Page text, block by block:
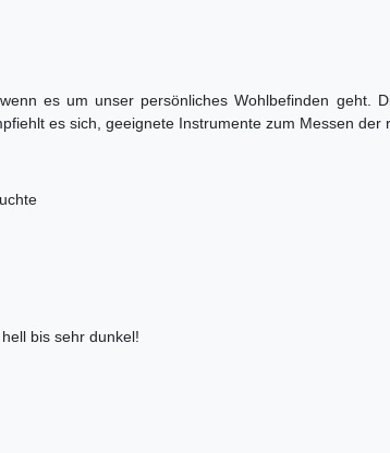
es um unser persönliches Wohlbefinden geht.
es sich, geeignete Instrumente zum Messen
bis sehr dunkel!